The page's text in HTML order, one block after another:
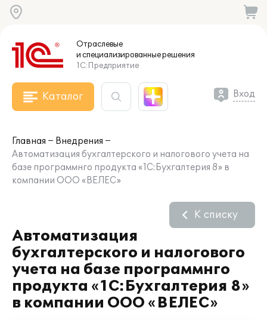
Отраслевые
и специализированныерешения
1С:Предприятие
Каталог Вход
Главная
Внедрения
Автоматизация бухгалтерского и налогового учета на
базе программнго продукта «1C:Бухгалтерия 8» в
компании ООО «ВЕЛЕС»
Автоматизация
бухгалтерского и налогового
учета на базе программнго
продукта «1C:Бухгалтерия 8»
в компании ООО «ВЕЛЕС»
К списку